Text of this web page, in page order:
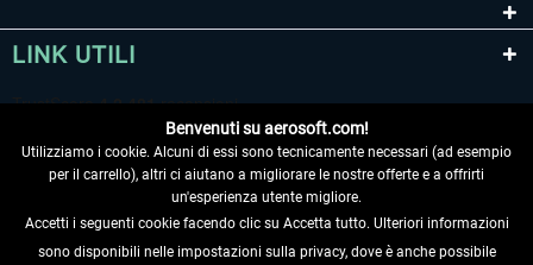
LINK UTILI
Benvenuti su aerosoft.com!
Utilizziamo i cookie. Alcuni di essi sono tecnicamente necessari (ad esempio
per il carrello), altri ci aiutano a migliorare le nostre offerte e a offrirti
un'esperienza utente migliore.
Accetti i seguenti cookie facendo clic su Accetta tutto. Ulteriori informazioni
sono disponibili nelle impostazioni sulla privacy, dove è anche possibile